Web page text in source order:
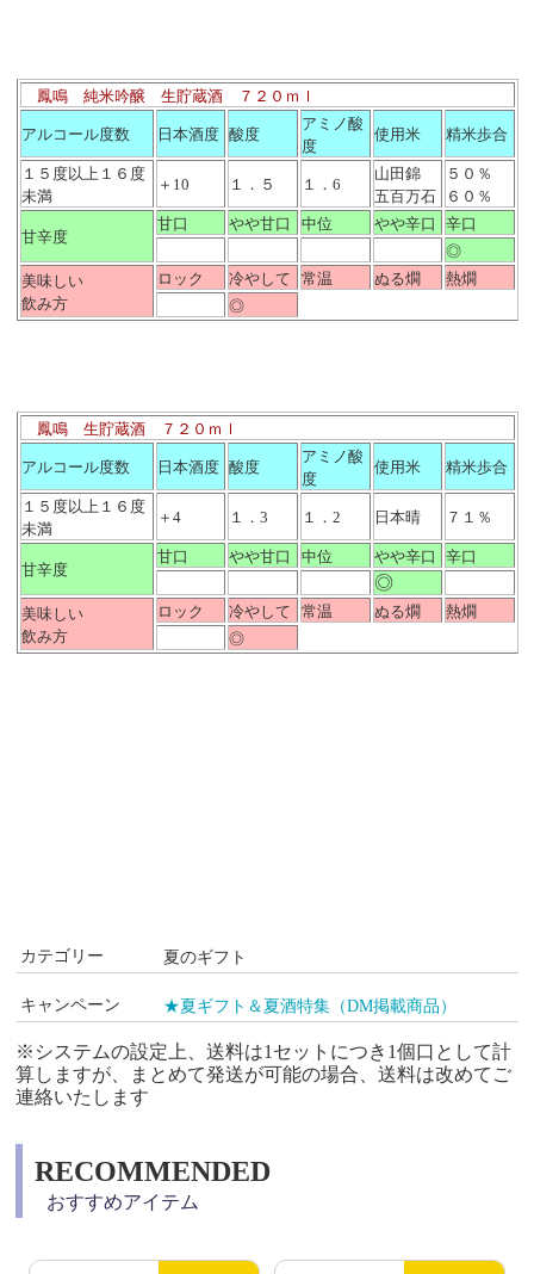
鳳鳴 純米吟醸 生貯蔵酒 ７２０ｍｌ
アルコール度数 日本酒度 酸度
アミノ酸
度
使用米 精米歩合
１５度以上１６度
未満
＋10 １．５ １．6
山田錦
五百万石
５０％
６０％
甘辛度
甘口 やや甘口 中位 やや辛口
辛口
◎
美味しい
飲み方
ロック 冷やして 常温 ぬる燗
熱燗
◎
鳳鳴 生貯蔵酒 ７２０ｍｌ
アルコール度数 日本酒度 酸度
アミノ酸
度
使用米 精米歩合
１５度以上１６度
未満
＋4 １．3 １．2 日本晴 ７１％
甘辛度
甘口 やや甘口 中位 やや辛口 辛口
◎
美味しい
飲み方
ロック 冷やして 常温 ぬる燗
熱燗
◎
カテゴリー 夏のギフト
キャンペーン ★夏ギフト＆夏酒特集（DM掲載商品）
※システムの設定上、送料は1セットにつき1個口として計
算しますが、まとめて発送が可能の場合、送料は改めてご
連絡いたします
RECOMMENDED
おすすめアイテム